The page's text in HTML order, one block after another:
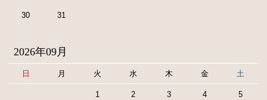
30 31
2026年09月
日 月 火 水 木 金 土
1 2 3 4 5